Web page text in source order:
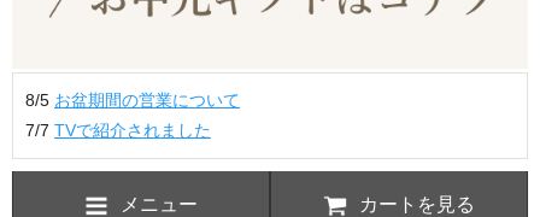
8/5 お盆期間の営業について
7/7 TVで紹介されました
メニュー カートを見る